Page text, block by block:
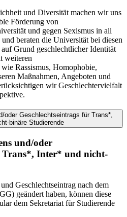
und Diversität machen wir uns
Förderung von
und gegen Sexismus in all
beraten die Universität bei diesen
Grund geschlechtlicher Identität
weiteren
Rassismus, Homophobie,
Maßnahmen, Angeboten und
wir Geschlechtervielfalt
oder Geschlechtseintrags für Trans*,
binäre Studierende
und/oder
Trans*, Inter* und nicht-
Geschlechtseintrag nach dem
geändert haben, können diese
dem Sekretariat für Studierende